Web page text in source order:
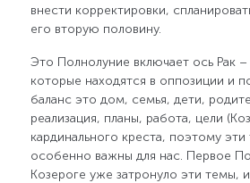
внести корректировки,
его вторую половину.
Это Полнолуние включает ось Рак
которые находятся в оппозиции и
баланс это дом, семья, дети,
реализация, планы, работа, цели
кардинального креста, поэтому эти
особенно важны для нас. Первое
Козероге уже затронуло эти темы,